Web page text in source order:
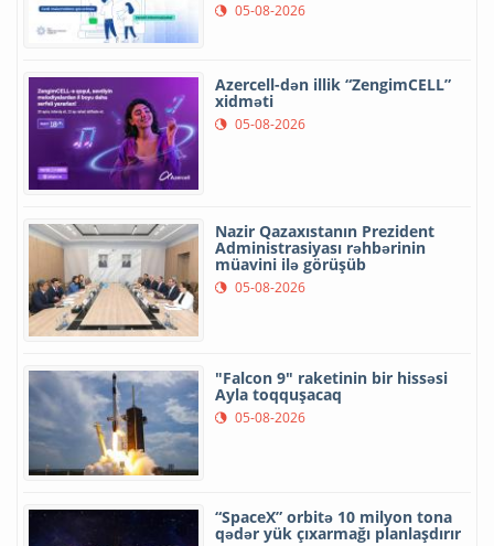
05-08-2026
Azercell-dən illik “ZengimCELL”
xidməti
05-08-2026
Nazir Qazaxıstanın Prezident
Administrasiyası rəhbərinin
müavini ilə görüşüb
05-08-2026
"Falcon 9" raketinin bir hissəsi
Ayla toqquşacaq
05-08-2026
“SpaceX” orbitə 10 milyon tona
qədər yük çıxarmağı planlaşdırır